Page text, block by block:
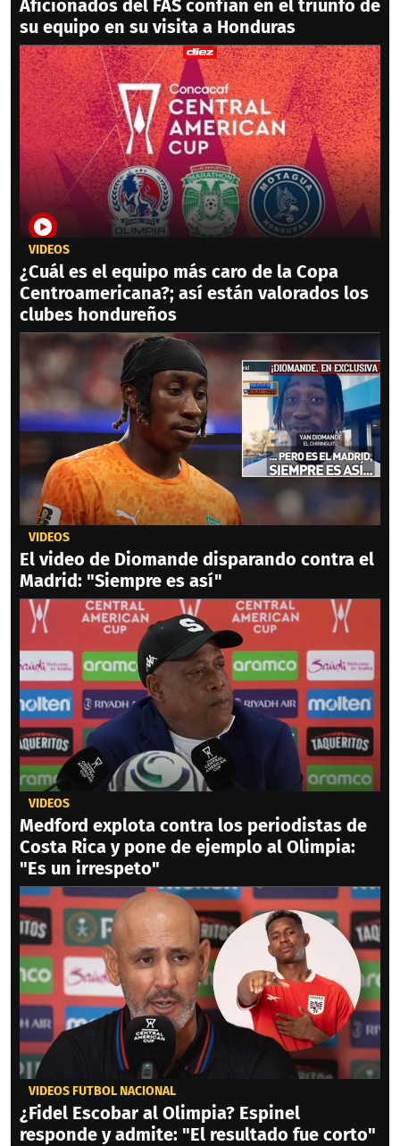
Aficionados del FAS confían en el triunfo de
su equipo en su visita a Honduras
VIDEOS
¿Cuál es el equipo más caro de la Copa
Centroamericana?; así están valorados los
clubes hondureños
VIDEOS
El video de Diomande disparando contra el
Madrid: "Siempre es así"
VIDEOS
Medford explota contra los periodistas de
Costa Rica y pone de ejemplo al Olimpia:
"Es un irrespeto"
VIDEOS FÚTBOL NACIONAL
¿Fidel Escobar al Olimpia? Espinel
responde y admite: "El resultado fue corto"